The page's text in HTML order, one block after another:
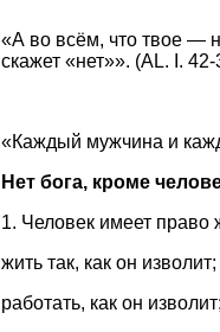
«А во всём, что твое —
скажет «нет»». (AL. I. 42-
«Каждый мужчина и
Нет бога, кроме
1. Человек имеет право
жить так, как он изволит;
работать, как он изволит;